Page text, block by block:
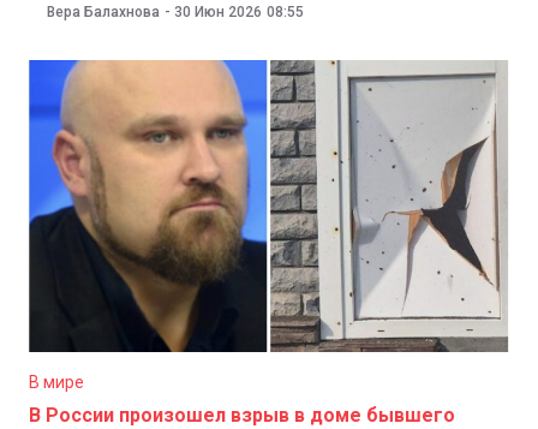
неизвестным мужчиной. По информации СМИ, один
из пострадавших — живущий в Монако украинский
властей, камеры видеонаблюдения зафиксировали,
что перед взрывом подозреваемый оставил сумку
Вера Балахнова - 30 Июн 2026 08:55
В мире
В России произошел взрыв в доме бывшего